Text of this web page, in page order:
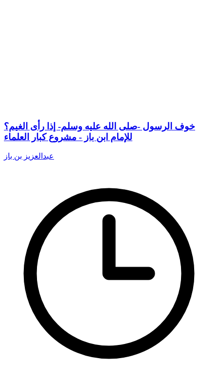
خوف الرسول -صلى الله عليه وسلم- إذا رأى الغيم؟
للإمام ابن باز - مشروع كبار العلماء
عبدالعزيز بن باز